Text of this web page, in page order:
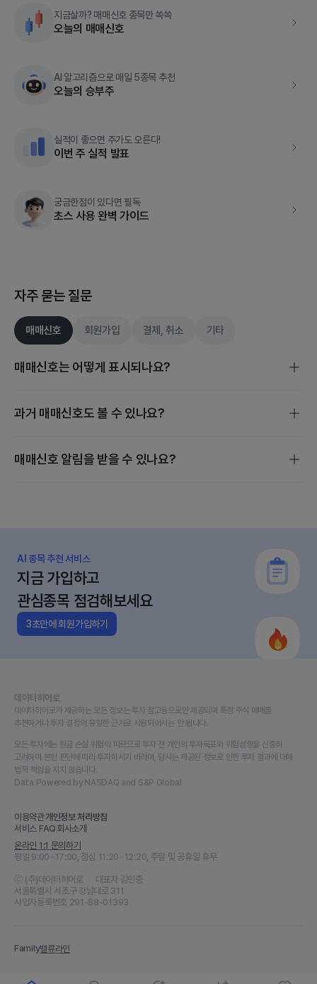
지금살까? 매매신호 종목만 쏙쏙
오늘의 매매신호
AI 알고리즘으로 매일 5종목 추천
오늘의 승부주
실적이 좋으면 주가도 오른다!
이번 주 실적 발표
궁금한점이 있다면 필독
초스 사용 완벽 가이드
자주 묻는 질문
매매신호 회원가입 결제, 취소 기타
매매신호는 어떻게 표시되나요?
매매신호는 스마트 스코어, 밸류에이션, 수급 분석을 기준으로
과거 매매신호도 볼 수 있나요?
개별 종목 매매신호는 종목검색 후 [지금 살까?] 에서 확인할
매매신호 알림을 받을 수 있나요?
AI 종목 추천 서비스
지금 가입하고
관심종목 점검해보세요
3초만에 회원가입하기
데이터히어로
데이터히어로가 제공하는 모든 정보는 투자 참고용으로만 제공되며 특정 주식 매매를
추천하거나 투자 결정의 유일한 근거로 사용되어서는 안 됩니다.
모든 투자에는 원금 손실 위험이 따르므로 투자 전 개인의 투자목표와 위험성향을 신중히
고려하여 본인 판단에 따라 투자하시기 바라며, 당사는 제공된 정보로 인한 투자 결과에 대해
법적 책임을 지지 않습니다.
Data Powered by NASDAQ and S&P Global
이용약관개인정보 처리방침
서비스 FAQ 회사소개
온라인 1:1 문의하기
평일 9:00~17:00, 점심 11:20~12:20, 주말 및 공휴일 휴무
ⓒ (주)데이터히어로
대표자 김인중
서울특별시 서초구 강남대로 311
사업자등록번호 291-88-01393
Family밸류라인